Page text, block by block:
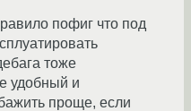
пофиг что под
тоже
удобный и
проще, если